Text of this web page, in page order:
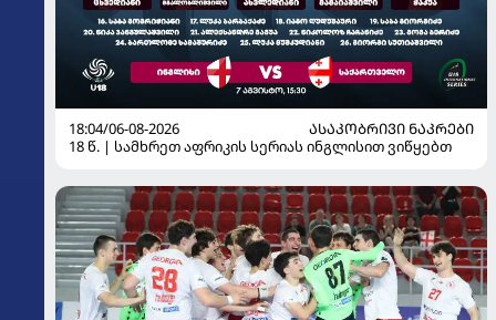
18:04/06-08-2026
ᲐᲡᲐᲙᲝᲑᲠᲘᲕᲘ ᲜᲐᲙᲠᲔᲑᲘ
18 წ. | სამხრეთ აფრიკის სერიას ინგლისით ვიწყებთ